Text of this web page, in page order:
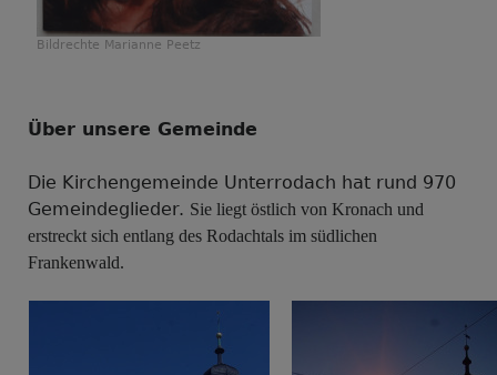
Bildrechte Marianne Peetz
Über unsere Gemeinde
Die Kirchengemeinde Unterrodach hat rund 970
Gemeindeglieder. Sie liegt östlich von Kronach und
erstreckt sich entlang des Rodachtals im südlichen
Frankenwald.